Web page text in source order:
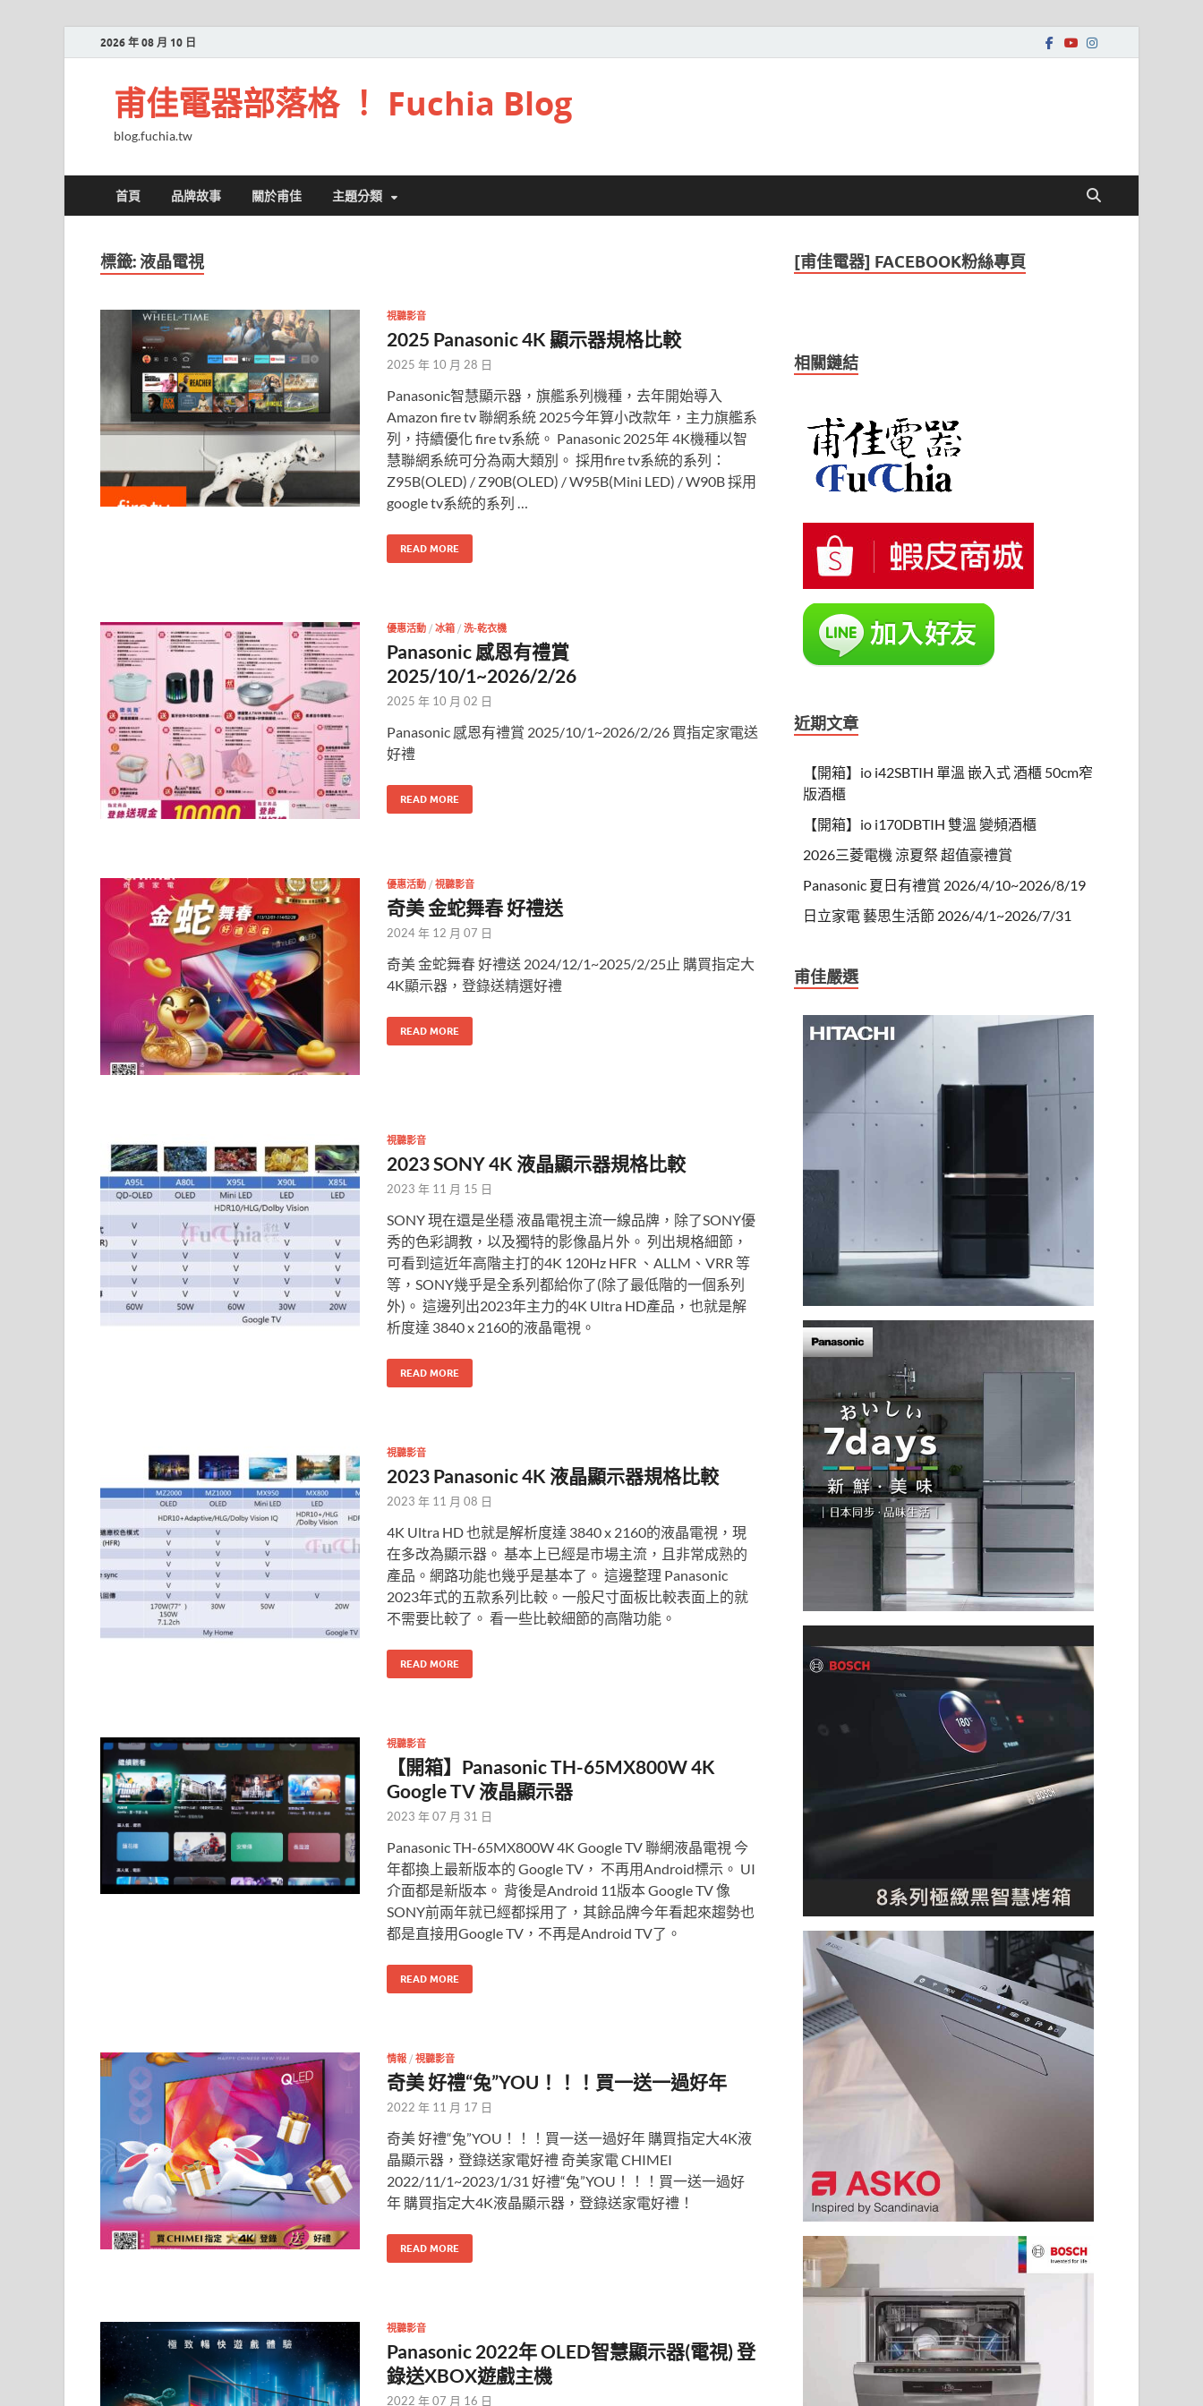
2026 年 08 月 10 日
甫佳電器部落格 ！ Fuchia Blog
blog.fuchia.tw
首頁 品牌故事 關於甫佳 主題分類
標籤:液晶電視
視聽影音
2025 Panasonic 4K 顯示器規格比較
2025 年 10 月 28 日
Panasonic智慧顯示器，旗艦系列機種，去年開始導入
Amazon fire tv 聯網系統 2025今年算小改款年，主力旗艦系
列，持續優化 fire tv系統。 Panasonic 2025年 4K機種以智
慧聯網系統可分為兩大類別。 採用fire tv系統的系列：
Z95B(OLED) / Z90B(OLED) / W95B(Mini LED) / W90B 採用
google tv系統的系列 …
READ MORE
優惠活動 / 冰箱 / 洗-乾衣機
Panasonic 感恩有禮賞
2025/10/1~2026/2/26
2025 年 10 月 02 日
Panasonic 感恩有禮賞 2025/10/1~2026/2/26 買指定家電送
好禮
READ MORE
優惠活動 / 視聽影音
奇美 金蛇舞春 好禮送
2024 年 12 月 07 日
奇美 金蛇舞春 好禮送 2024/12/1~2025/2/25止 購買指定大
4K顯示器，登錄送精選好禮
READ MORE
視聽影音
2023 SONY 4K 液晶顯示器規格比較
2023 年 11 月 15 日
SONY 現在還是坐穩 液晶電視主流一線品牌，除了SONY優
秀的色彩調教，以及獨特的影像晶片外。 列出規格細節，
可看到這近年高階主打的4K 120Hz HFR 、ALLM、VRR 等
等，SONY幾乎是全系列都給你了(除了最低階的一個系列
外)。 這邊列出2023年主力的4K Ultra HD產品，也就是解
析度達 3840 x 2160的液晶電視。
READ MORE
視聽影音
2023 Panasonic 4K 液晶顯示器規格比較
2023 年 11 月 08 日
4K Ultra HD 也就是解析度達 3840 x 2160的液晶電視，現
在多改為顯示器。 基本上已經是市場主流，且非常成熟的
產品。網路功能也幾乎是基本了。 這邊整理 Panasonic
2023年式的五款系列比較。一般尺寸面板比較表面上的就
不需要比較了。 看一些比較細節的高階功能。
READ MORE
視聽影音
【開箱】Panasonic TH-65MX800W 4K
Google TV 液晶顯示器
2023 年 07 月 31 日
Panasonic TH-65MX800W 4K Google TV 聯網液晶電視 今
年都換上最新版本的 Google TV， 不再用Android標示。 UI
介面都是新版本。 背後是Android 11版本 Google TV 像
SONY前兩年就已經都採用了，其餘品牌今年看起來趨勢也
都是直接用Google TV，不再是Android TV了。
READ MORE
情報 / 視聽影音
奇美 好禮“兔”YOU！！！買一送一過好年
2022 年 11 月 17 日
奇美 好禮“兔”YOU！！！買一送一過好年 購買指定大4K液
晶顯示器，登錄送家電好禮 奇美家電 CHIMEI
2022/11/1~2023/1/31 好禮“兔”YOU！！！買一送一過好
年 購買指定大4K液晶顯示器，登錄送家電好禮！
READ MORE
視聽影音
Panasonic 2022年 OLED智慧顯示器(電視) 登
錄送XBOX遊戲主機
2022 年 07 月 16 日
[甫佳電器] FACEBOOK粉絲專頁
相關鏈結
近期文章
【開箱】io i42SBTIH 單溫 嵌入式 酒櫃 50cm窄
版酒櫃
【開箱】io i170DBTIH 雙溫 變頻酒櫃
2026三菱電機 涼夏祭 超值豪禮賞
Panasonic 夏日有禮賞 2026/4/10~2026/8/19
日立家電 藝思生活節 2026/4/1~2026/7/31
甫佳嚴選